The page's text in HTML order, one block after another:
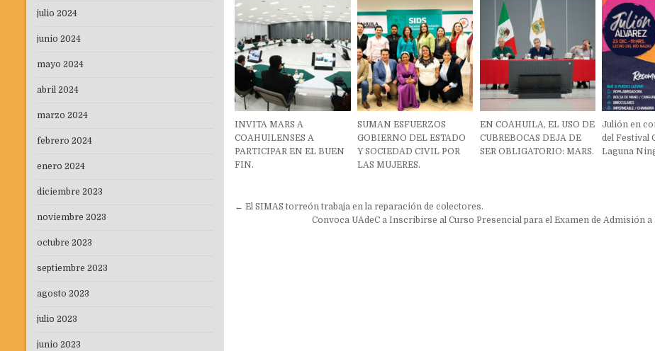
INVITA MARS A
COAHUILENSES A
PARTICIPAR EN EL BUEN
FIN.
SUMAN ESFUERZOS
GOBIERNO DEL ESTADO
Y SOCIEDAD CIVIL POR
LAS MUJERES.
EN COAHUILA, EL USO DE
CUBREBOCAS DEJA DE
SER OBLIGATORIO: MARS.
Julión en
del Festival
Laguna
Navegación
← El SIMAS torreón trabaja en la reparación de colectores.
Convoca UAdeC a Inscribirse al Curso Presencial para el Examen de Admisión
julio 2024
junio 2024
mayo 2024
abril 2024
marzo 2024
febrero 2024
enero 2024
diciembre 2023
noviembre 2023
octubre 2023
septiembre 2023
agosto 2023
julio 2023
junio 2023